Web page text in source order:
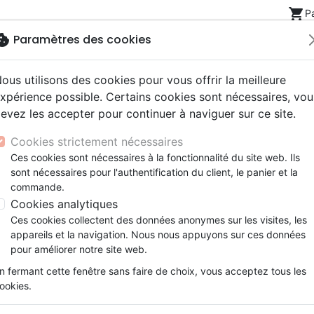
shopping_cart
NouveautésBibles
Segond 21
Segond
NEG
Livres
Famille, couple
Souffrance, Relation d'aide
Santé
eBooks
Couple
Méditations
Souffrance, Relation d'aide
Psychologie
Jeunesse
ans
Bibles jeunesse
Latino, Folk
Soul
Instrumental
Louange, Adoration
Hardrock, Métal
conférences
Documentaires, reportages
Accessoires de Bible
Papeterie
la découverte de la prière du cœur - [Dossier Vivre N°41]
À la découverte de la prière
Auteur :Claude Vilain
RéférenceJS9828 EAN9782970098287
Description
N’y a-t-il pas comme une
Paramètres des cookies
utilisons des cookies pour vous offrir la meilleure
possible. Certains cookies sont nécessaires,
les accepter pour continuer à naviguer sur ce site.
Cookies strictement nécessaires
Ces cookies sont nécessaires à la fonctionnalité du site web. Ils
sont nécessaires pour l'authentification du client, le panier et la
commande.
Cookies analytiques
Ces cookies collectent des données anonymes sur les visites, les
appareils et la navigation. Nous nous appuyons sur ces données
pour améliorer notre site web.
fermant cette fenêtre sans faire de choix, vous acceptez tous les